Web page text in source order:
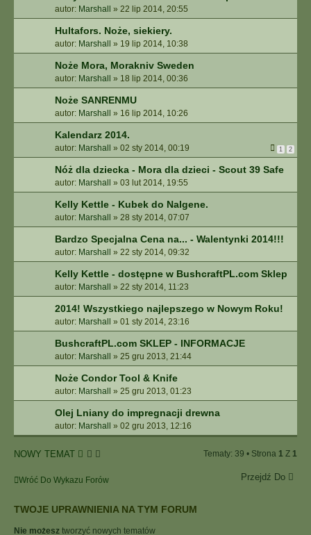
autor: Marshall » 22 lip 2014, 20:55
Hultafors. Noże, siekiery.
autor: Marshall » 19 lip 2014, 10:38
Noże Mora, Morakniv Sweden
autor: Marshall » 18 lip 2014, 00:36
Noże SANRENMU
autor: Marshall » 16 lip 2014, 10:26
Kalendarz 2014.
autor: Marshall » 02 sty 2014, 00:19 1 2
Nóż dla dziecka - Mora dla dzieci - Scout 39 Safe
autor: Marshall » 03 lut 2014, 19:55
Kelly Kettle - Kubek do Nalgene.
autor: Marshall » 28 sty 2014, 07:07
Bardzo Specjalna Cena na... - Walentynki 2014!!!
autor: Marshall » 22 sty 2014, 09:32
Kelly Kettle - dostępne w BushcraftPL.com Sklep
autor: Marshall » 22 sty 2014, 11:23
2014! Wszystkiego najlepszego w Nowym Roku!
autor: Marshall » 01 sty 2014, 23:16
BushcraftPL.com SKLEP - INFORMACJE
autor: Marshall » 25 gru 2013, 21:44
Noże Condor Tool & Knife
autor: Marshall » 25 gru 2013, 01:23
Olej Lniany do impregnacji drewna
autor: Marshall » 02 gru 2013, 12:16
NOWY TEMAT Tematy: 39 • Strona 1 Z 1
Wróć Do Wykazu Forów Przejdź Do
TWOJE UPRAWNIENIA NA TYM FORUM
Nie możesz tworzyć nowych tematów